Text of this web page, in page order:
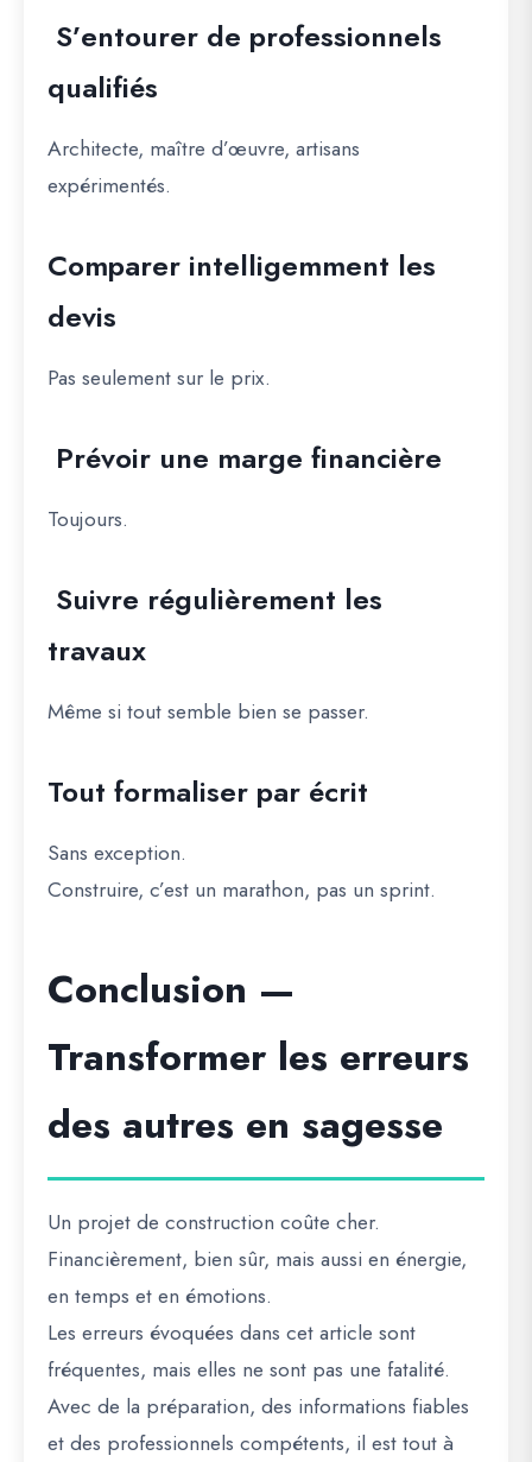
S’entourer de professionnels
qualifiés
Architecte, maître d’œuvre, artisans
expérimentés.
Comparer intelligemment les
devis
Pas seulement sur le prix.
Prévoir une marge financière
Toujours.
Suivre régulièrement les
travaux
Même si tout semble bien se passer.
Tout formaliser par écrit
Sans exception.
Construire, c’est un marathon, pas un sprint.
Conclusion —
Transformer les erreurs
des autres en sagesse
Un projet de construction coûte cher.
Financièrement, bien sûr, mais aussi en énergie,
en temps et en émotions.
Les erreurs évoquées dans cet article sont
fréquentes, mais elles ne sont pas une fatalité.
Avec de la préparation, des informations fiables
et des professionnels compétents, il est tout à